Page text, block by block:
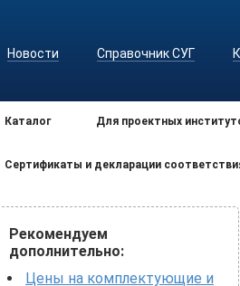
Новости Справочник СУГ
Каталог Для проектных
Сертификаты и декларации
Рекомендуем
дополнительно:
Цены на комплектующие и